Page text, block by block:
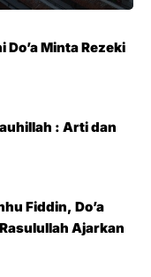
Do’a Minta Rezeki
: Arti dan
Fiddin, Do’a
Ajarkan